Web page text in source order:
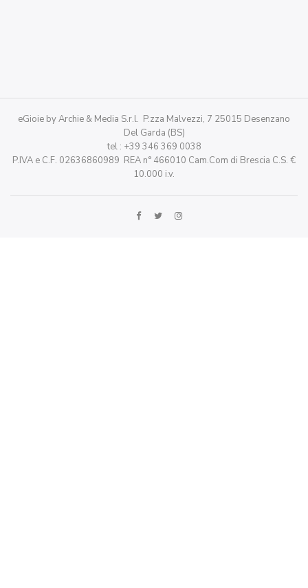
eGioie by Archie & Media S.r.l. P.zza Malvezzi, 7 25015 Desenzano
Del Garda (BS)
tel : +39 346 369 0038
P.IVA e C.F. 02636860989 REA n° 466010 Cam.Com di Brescia C.S. €
10.000 i.v.